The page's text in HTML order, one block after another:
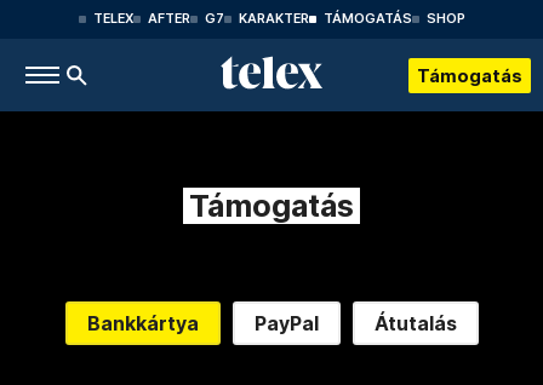
TELEX AFTER G7 KARAKTER TÁMOGATÁS SHOP
Támogatás
Támogatás
Bankkártya PayPal Átutalás